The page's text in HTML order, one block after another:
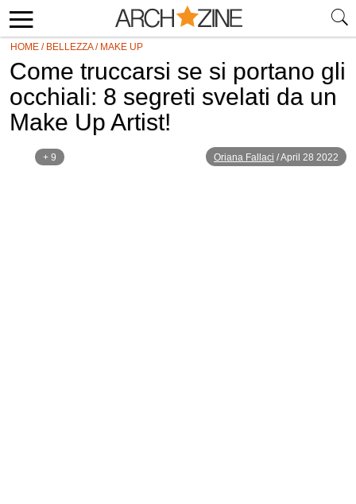
HOME / BELLEZZA/ MAKE UP
Come truccarsi se si portano gli
occhiali: 8 segreti svelati da un
Make Up Artist!
+ 9 Oriana Fallaci /April 28 2022